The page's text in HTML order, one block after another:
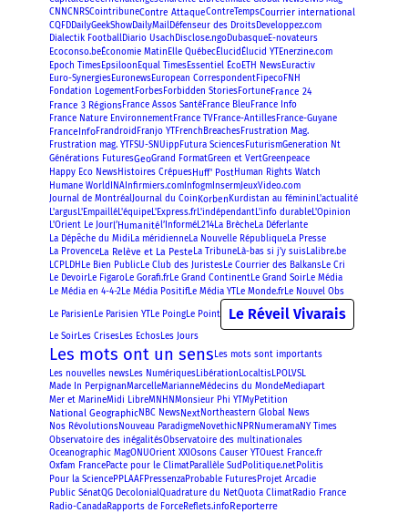
CNNCNRSCointribuneContre AttaqueContreTempsCourrier international
CQFDDailyGeekShowDailyMailDéfenseur des DroitsDeveloppez.com
Dialectik FootballDiario Usach Disclose.ngoDubasqueE-novateurs
Ecoconso.beÉconomie Matin Elle QuébecÉlucid Élucid YTEnerzine.com
Epoch TimesEpsiloon Equal TimesEssentiel ÉcoETH NewsEuractiv
Euro-SynergiesEuronewsEuropean CorrespondentFipecoFNH
Fondation LogementForbesForbidden StoriesFortuneFrance 24
France 3 RégionsFrance Assos SantéFrance Bleu France Info
France Nature EnvironnementFrance TVFrance-AntillesFrance-Guyane
FranceInfoFrandroid Franjo YTFrenchBreachesFrustration Mag.
Frustration mag. YTFSU-SNUippFutura SciencesFuturismGeneration Nt
Générations FuturesGeoGrand FormatGreen et VertGreenpeace
Happy Eco NewsHistoires CrépuesHuff' PostHuman Rights Watch
Humane World INA Infirmiers.com Infogm Inserm JeuxVideo.com
Journal de Montréal Journal du CoinKorben Kurdistan au féminin L'actualité
L'argusL'EmpailléL'équipeL'Express.frL'indépendantL'info durableL'Opinion
L'Orient Le Jourl’Humanitél’InforméL214La BrècheLa Déferlante
La Dépêche du Midi La méridienneLa Nouvelle RépubliqueLa Presse
La ProvenceLa Relève et La PesteLa TribuneLà-bas si j'y suisLalibre.be
LCPLDH Le Bien PublicLe Club des JuristesLe Courrier des BalkansLe Cri
Le DevoirLe FigaroLe Gorafi.frLe Grand ContinentLe Grand SoirLe Média
Le Média en 4-4-2Le Média PositifLe Média YTLe Monde.frLe Nouvel Obs
Le Parisien Le Parisien YTLe PoingLe Point Le Réveil Vivarais
Le SoirLes CrisesLes EchosLes Jours
Les mots ont un sens Les mots sont importants
Les nouvelles newsLes NumériquesLibération LocaltisLPOLVSL
Made In PerpignanMarcelleMarianneMédecins du MondeMediapart
Mer et MarineMidi LibreMNHNMonsieur Phi YTMyPetition
National GeographicNBC NewsNextNortheastern Global News
Nos RévolutionsNouveau ParadigmeNovethicNPRNumeramaNY Times
Observatoire des inégalitésObservatoire des multinationales
Oceanographic MagONUOrient XXI Osons Causer YTOuest France.fr
Oxfam FrancePacte pour le ClimatParallèle Sud Politique.netPolitis
Pour la SciencePPLAAFPressenzaProbable FuturesProjet Arcadie
Public SénatQG DecolonialQuadrature du NetQuota ClimatRadio France
Radio-CanadaRapports de ForceReflets.infoReporterre